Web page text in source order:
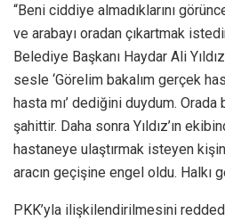
“Beni ciddiye almadıklarını
ve arabayı oradan çıkartmak
Belediye Başkanı Haydar Ali
sesle ‘Görelim bakalım gerçek
hasta mı’ dediğini duydum.
şahittir. Daha sonra Yıldız’ın
hastaneye ulaştırmak isteyen
aracın geçişine engel oldu. Halkı
PKK’yla ilişkilendirilmesini